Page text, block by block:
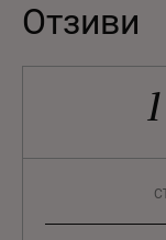
Отзиви
1